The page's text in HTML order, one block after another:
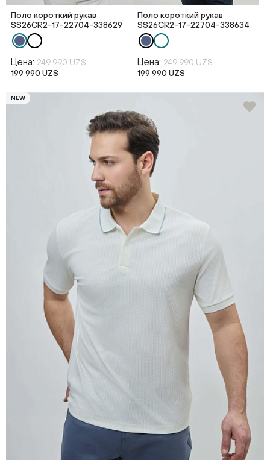
Поло короткий рукав
SS26CR2-17-22704-338629
Цена: 249 990 UZS
199 990 UZS
Поло короткий рукав
SS26CR2-17-22704-338634
Цена: 249 990 UZS
199 990 UZS
NEW